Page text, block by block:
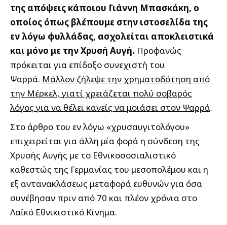
της απόψεις κάποιου Γιάννη Μπασκάκη, ο
οποίος όπως βλέπουμε στην ιστοσελίδα της
εν λόγω φυλλάδας, ασχολείται αποκλειστικά
και μόνο με την Χρυσή Αυγή. Προφανώς
πρόκειται για επίδοξο συνεχιστή του
Ψαρρά. Μάλλον ζήλεψε την χρηματοδότηση από
την Μέρκελ, γιατί χρειάζεται πολύ σοβαρός
λόγος για να θέλει κανείς να μοιάσει στον Ψαρρά.
Στο άρθρο του εν λόγω «χρυσαυγιτολόγου»
επιχειρείται για άλλη μία φορά η σύνδεση της
Χρυσής Αυγής με το Εθνικοσοσιαλιστικό
καθεστώς της Γερμανίας του μεσοπολέμου και η
εξ αντανακλάσεως μεταφορά ευθυνών για όσα
συνέβησαν πριν από 70 και πλέον χρόνια στο
Λαϊκό Εθνικιστικό Κίνημα.